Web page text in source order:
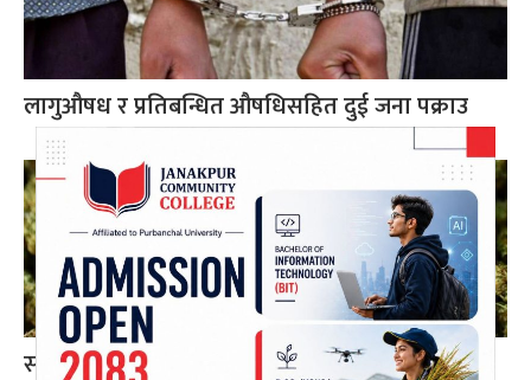
लागुऔषध र प्रतिबन्धित औषधिसहित दुई जना पक्राउ
सप्तरीमा तीन क्विन्टलभन्दा बढी गाँजासहित एक जना